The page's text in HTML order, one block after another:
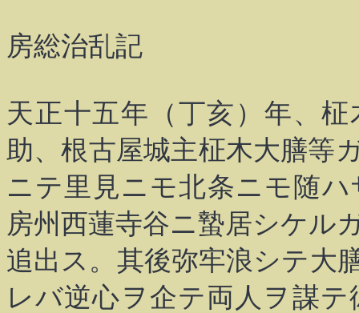
房総治乱記
天正十五年（丁亥）年、
助、根古屋城主柾木大膳等
ニテ里見ニモ北条ニモ随
房州西蓮寺谷ニ蟄居シケル
追出ス。其後弥牢浪シテ大
レバ逆心ヲ企テ両人ヲ謀